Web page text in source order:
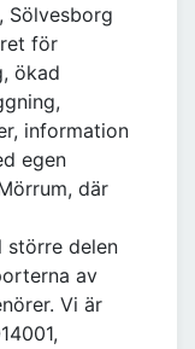
Sölvesborg
för
ökad
information
egen
där
större delen
av
Vi är